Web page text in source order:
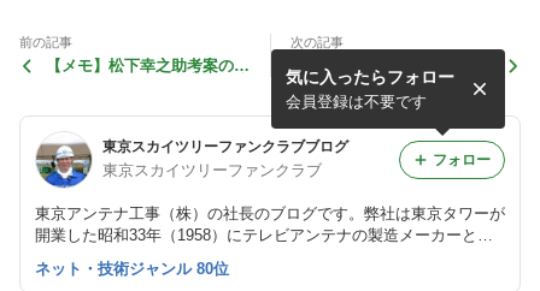
前の記事
【メモ】松下幸之助考案の
だった。さすが
次の記事
ダイヤモンド富士が「梨狩り
の日を教えているなっし～」
説：スカイツリークリスマス
ライトアップ、開始
東京スカイツリーファンクラブブログ
東京スカイツリーファンクラブ
東京アンテナ工事（株）の社長のブログです。弊社は東京タワーが
開業した昭和33年（1958）にテレビアンテナの製造メーカーとし
て創業しました。
気に入ったらフォロー
会員登録は不要です
フォロー
ネット・技術ジャンル 80位